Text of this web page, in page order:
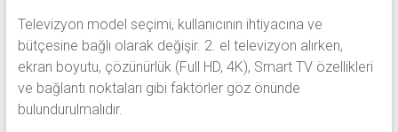
Televizyon model seçimi, kullanıcının ihtiyacına ve
bütçesine bağlı olarak değişir. 2. el televizyon alırken,
ekran boyutu, çözünürlük (Full HD, 4K), Smart TV özellikleri
ve bağlantı noktaları gibi faktörler göz önünde
bulundurulmalıdır.